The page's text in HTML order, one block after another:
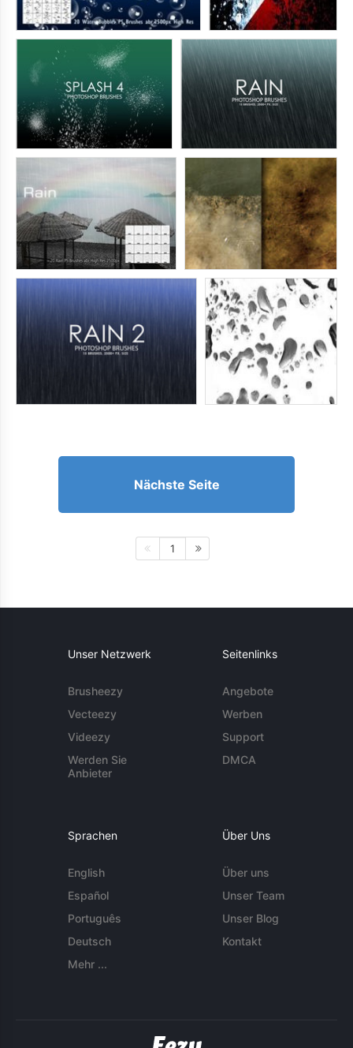
Nächste Seite
1
Unser Netzwerk
Brusheezy
Vecteezy
Videezy
Werden Sie
Anbieter
Seitenlinks
Angebote
Werben
Support
DMCA
Sprachen
English
Español
Português
Deutsch
Mehr ...
Über Uns
Über uns
Unser Team
Unser Blog
Kontakt